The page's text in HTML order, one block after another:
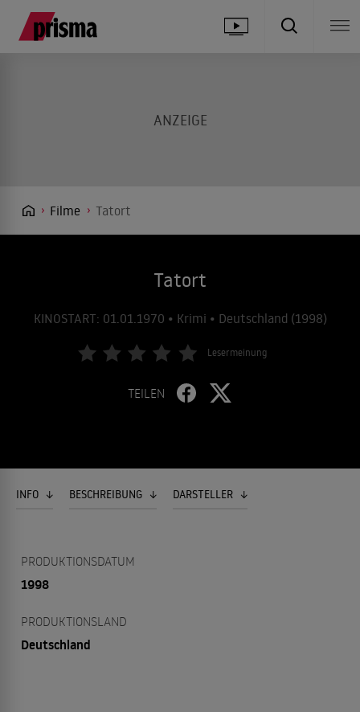
Filme Tatort
Tatort
KINOSTART: 01.01.1970 • Krimi • Deutschland (1998)
Lesermeinung
TEILEN
INFO BESCHREIBUNG DARSTELLER
PRODUKTIONSDATUM
1998
PRODUKTIONSLAND
Deutschland